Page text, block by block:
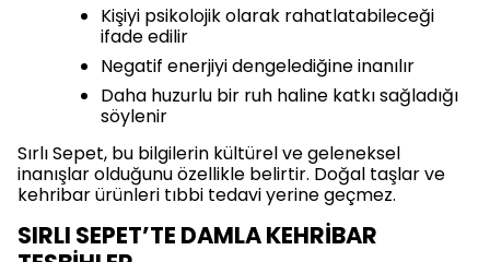
Kişiyi psikolojik olarak rahatlatabileceği
ifade edilir
Negatif enerjiyi dengelediğine inanılır
Daha huzurlu bir ruh haline katkı sağladığı
söylenir
Sırlı Sepet, bu bilgilerin kültürel ve geleneksel
inanışlar olduğunu özellikle belirtir. Doğal taşlar ve
kehribar ürünleri tıbbi tedavi yerine geçmez.
SIRLI SEPET’TE DAMLA KEHRİBAR